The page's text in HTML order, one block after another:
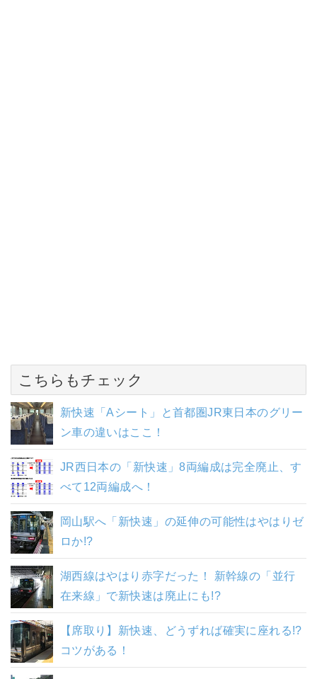
こちらもチェック
新快速「Aシート」と首都圏JR東日本のグリー
ン車の違いはここ！
JR西日本の「新快速」8両編成は完全廃止、す
べて12両編成へ！
岡山駅へ「新快速」の延伸の可能性はやはりゼ
ロか!?
湖西線はやはり赤字だった！ 新幹線の「並行
在来線」で新快速は廃止にも!?
【席取り】新快速、どうずれば確実に座れる!?
コツがある！